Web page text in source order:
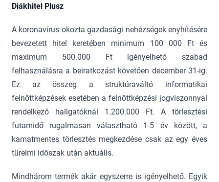
Diákhitel Plusz
A koronavírus okozta gazdasági nehézségek enyhítésére
bevezetett hitel keretében minimum 100 000 Ft és
maximum 500.000 Ft igényelhető szabad
felhasználásra a beiratkozást követően december 31-ig.
Ez az összeg a struktúraváltó informatikai
felnőttképzések esetében a felnőttképzési jogviszonnyal
rendelkező hallgatóknál 1.200.000 Ft. A törlesztési
futamidő rugalmasan választható 1-5 év között, a
kamatmentes törlesztés megkezdése csak az egy éves
türelmi időszak után aktuális.
Mindhárom termék akár egyszerre is igényelhető. Egyik